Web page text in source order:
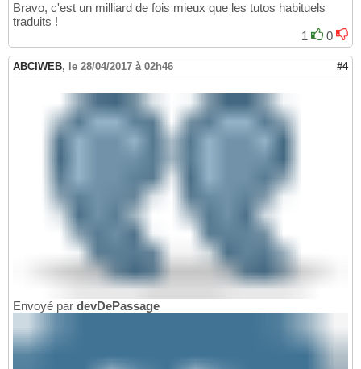
Bravo, c'est un milliard de fois mieux que les tutos habituels
traduits !
1
0
ABCIWEB, le 28/04/2017 à 02h46 #4
Envoyé par devDePassage